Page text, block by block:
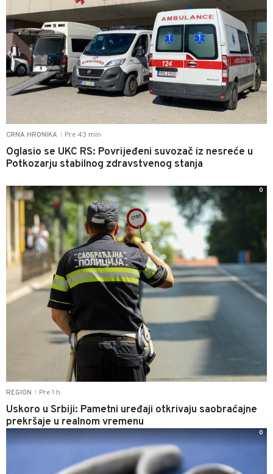
CRNA HRONIKA Pre 43 min
Oglasio se UKC RS: Povrijeđeni suvozač iz nesreće u
Potkozarju stabilnog zdravstvenog stanja
REGION Pre 1 h
Uskoro u Srbiji: Pametni uređaji otkrivaju saobraćajne
prekršaje u realnom vremenu
0
0